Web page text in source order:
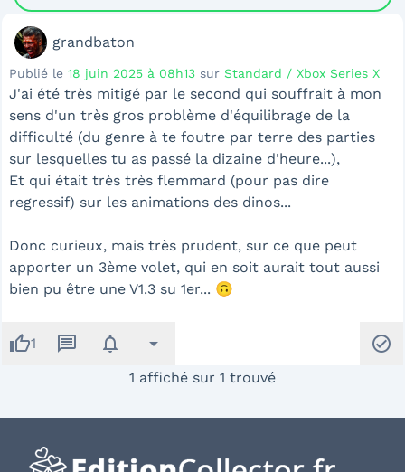
grandbaton
Publié le 18 juin 2025 à 08h13 sur Standard / Xbox Series X
J'ai été très mitigé par le second qui souffrait à mon
sens d'un très gros problème d'équilibrage de la
difficulté (du genre à te foutre par terre des parties
sur lesquelles tu as passé la dizaine d'heure...),
Et qui était très très flemmard (pour pas dire
regressif) sur les animations des dinos...
Donc curieux, mais très prudent, sur ce que peut
apporter un 3ème volet, qui en soit aurait tout aussi
bien pu être une V1.3 su 1er... 🙃
thumb_up1 message notifications arrow_drop_down check_circle
1 affiché sur 1 trouvé